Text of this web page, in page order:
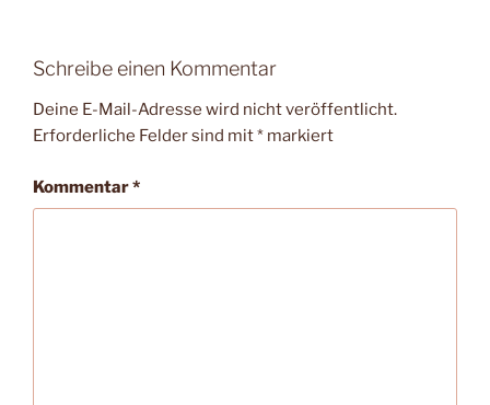
Schreibe einen Kommentar
Deine E-Mail-Adresse wird nicht veröffentlicht.
Erforderliche Felder sind mit* markiert
Kommentar*